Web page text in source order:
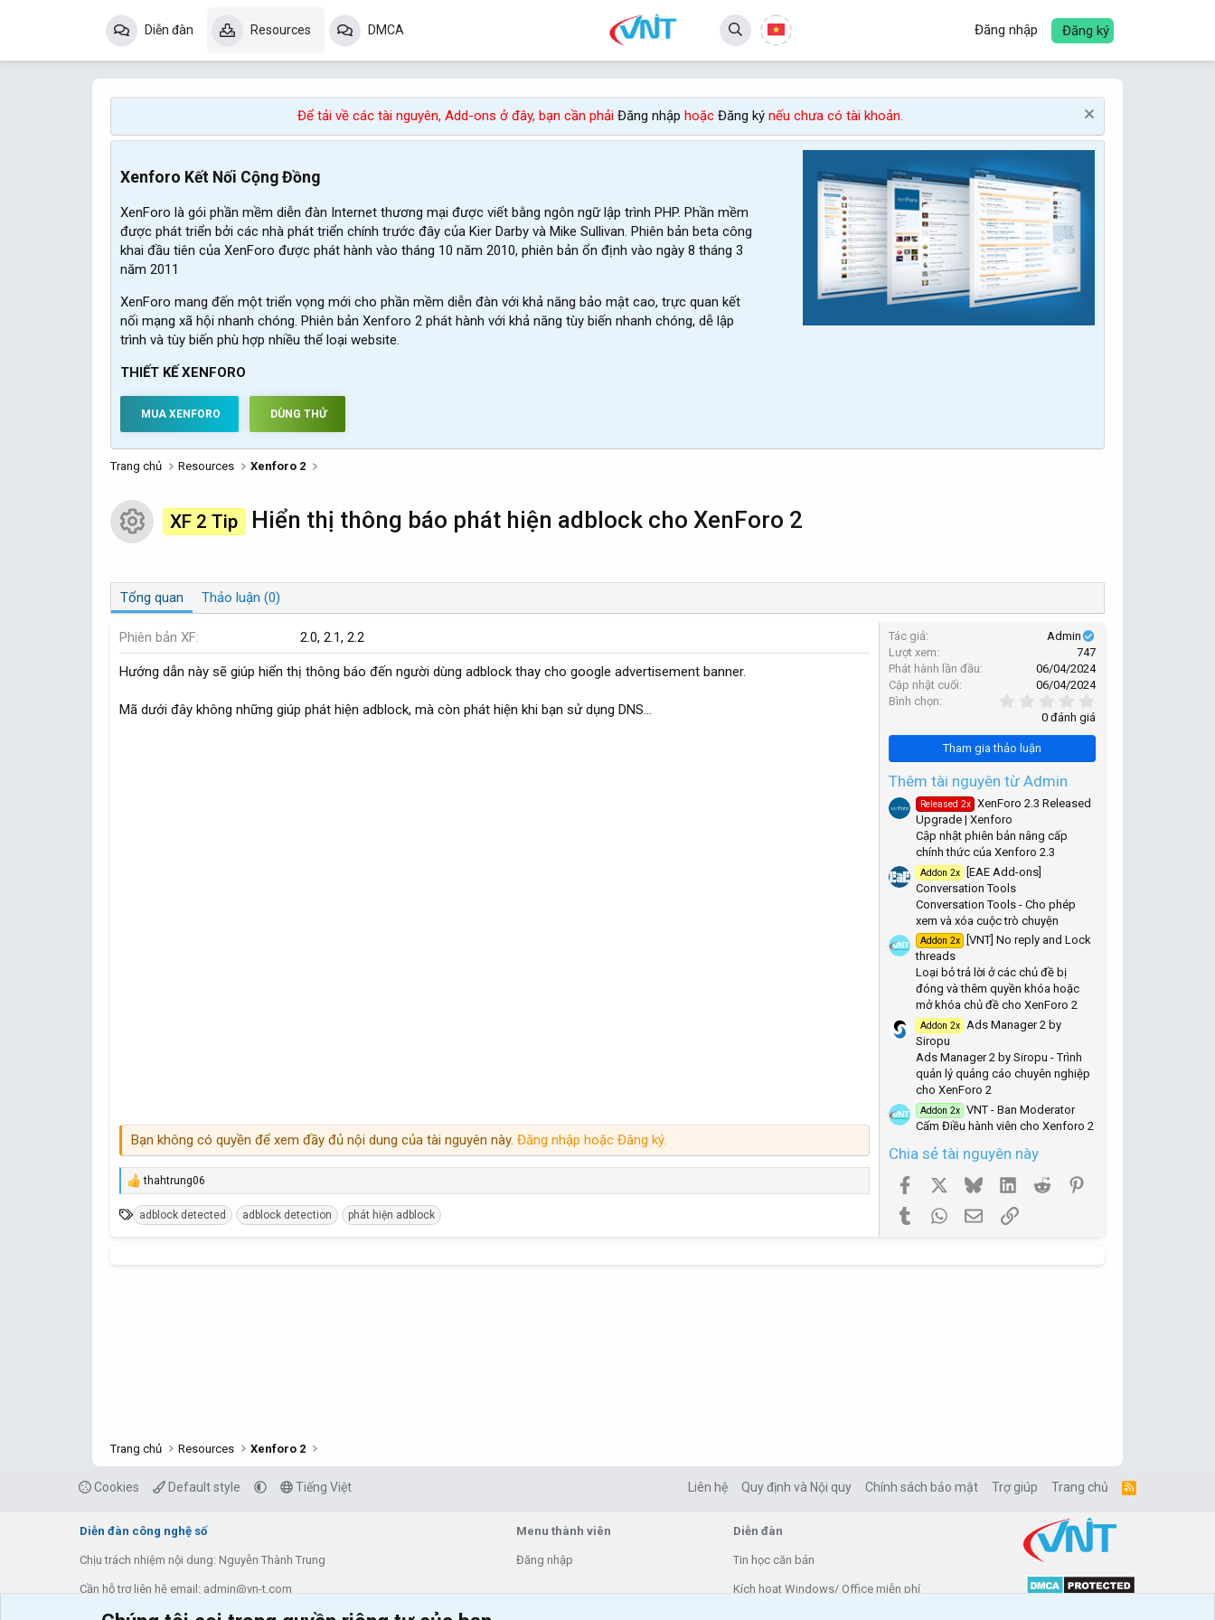
Diễn đàn Resources DMCA Đăng nhập Đăng ký
Để tải về các tài nguyên, Add-ons ở đây, bạn cần phải Đăng nhập hoặc Đăng kýnếu chưa có tài khoản.
Xenforo Kết Nối Cộng Đồng
XenForo là gói phần mềm diễn đàn Internet thương mại được viết bằng ngôn ngữ lập trình PHP. Phần mềm
được phát triển bởi các nhà phát triển chính trước đây của Kier Darby và Mike Sullivan. Phiên bản beta công
khai đầu tiên của XenForo được phát hành vào tháng 10 năm 2010, phiên bản ổn định vào ngày 8 tháng 3
năm 2011
XenForo mang đến một triển vọng mới cho phần mềm diễn đàn với khả năng bảo mật cao, trực quan kết
nối mạng xã hội nhanh chóng. Phiên bản Xenforo 2 phát hành với khả năng tùy biến nhanh chóng, dễ lập
trình và tùy biến phù hợp nhiều thể loại website.
THIẾT KẾ XENFORO
MUA XENFORO DÙNG THỬ
Trang chủ Resources Xenforo 2
Resource icon
XF 2 Tip Hiển thị thông báo phát hiện adblock cho XenForo 2
Tổng quan Thảo luận (0)
Phiên bản XF 2.0 2.1 2.2
Hướng dẫn này sẽ giúp hiển thị thông báo đến người dùng adblock thay cho google advertisement banner.
Mã dưới đây không những giúp phát hiện adblock, mà còn phát hiện khi bạn sử dụng DNS...​
Bạn không có quyền để xem đầy đủ nội dung của tài nguyên này. Đăng nhập hoặc Đăng ký.
R
a
thahtrung06
T adblock detected adblock detection phát hiện adblock
Tác giả
Admin
Lượt xem
747
Phát hành lần đầu
06/04/2024
Cập nhật cuối
06/04/2024
Bình chọn
0
0 đánh giá
Tham gia thảo luận
Thêm tài nguyên từ Admin
Released 2x XenForo 2.3 Released
Upgrade | Xenforo
Cập nhật phiên bản nâng cấp
chính thức của Xenforo 2.3
Addon 2x
[EAE Add-ons]
Conversation Tools
Conversation Tools - Cho phép
xem và xóa cuộc trò chuyện
Addon 2x
[VNT] No reply and Lock
threads
Loại bỏ trả lời ở các chủ đề bị
đóng và thêm quyền khóa hoặc
mở khóa chủ đề cho XenForo 2
Addon 2x Ads Manager 2 by
Siropu
Ads Manager 2 by Siropu - Trình
quản lý quảng cáo chuyên nghiệp
cho XenForo 2
Addon 2x VNT - Ban Moderator
Cấm Điều hành viên cho Xenforo 2
Chia sẻ tài nguyên này
Facebook Bluesky LinkedInReddit
TumblrWhatsApp
Email Link
Trang chủ Resources Xenforo 2
Cookies Default style Tiếng Việt Liên hệ Quy định và Nội quy Chính sách bảo mật Trợ giúp Trang chủ
R
Diễn đàn công nghệ số
Chịu trách nhiệm nội dung: Nguyễn Thành Trung
Cần hỗ trợ liên hệ email: admin@vn-t.com
Menu thành viên
Đăng nhập
Diễn đàn
Tin học căn bản
Kích hoạt Windows/ Office miễn phí